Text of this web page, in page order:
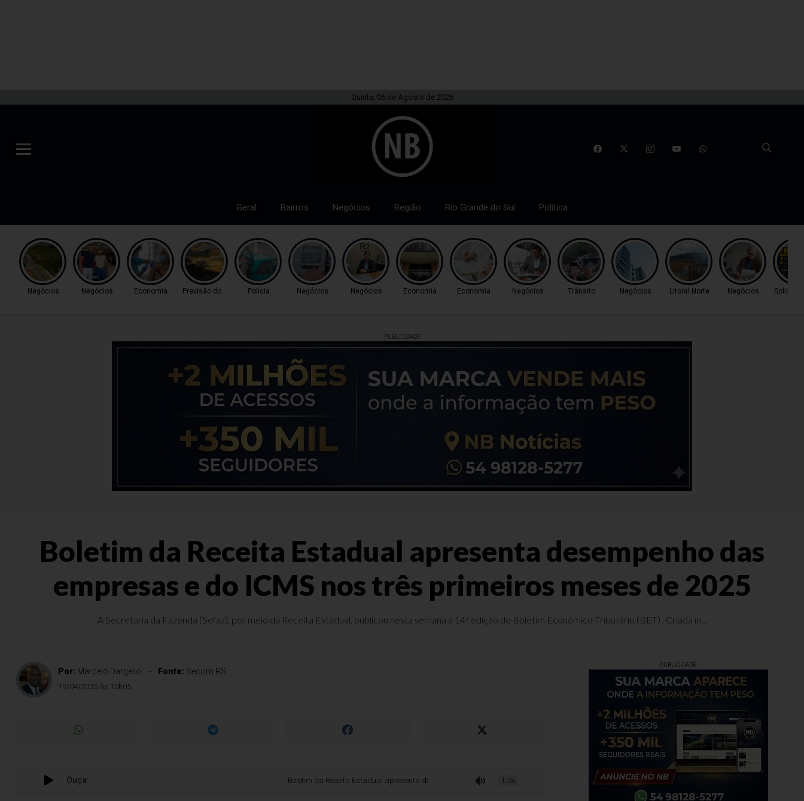
Quinta, 06 de Agosto de 2026
Geral Bairros Negócios Região Rio Grande do Sul Política
Negócios Negócios Economia Previsão do Tempo Polícia Negócios Negócios Economia Economia Negócios Trânsito Negócios Litoral Norte Negócios
PUBLICIDADE
Boletim da Receita Estadual apresenta desempenho das
empresas e do ICMS nos três primeiros meses de 2025
A Secretaria da Fazenda (Sefaz), por meio da Receita Estadual, publicou nesta semana a 14ª edição do Boletim Econômico-Tributário (BET) . Criada in...
Por: Marcelo Dargelio Fonte: Secom RS
19/04/2025 às 10h05
Ouça: Boletim da Receita Estadual apresenta desempenho das empresas e do ICMS nos três primeiros meses de 2025
1.0x
PUBLICIDADE